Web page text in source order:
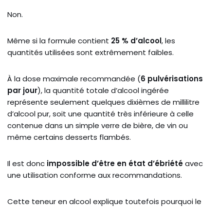
Non.
Même si la formule contient 25 % d’alcool, les
quantités utilisées sont extrêmement faibles.
À la dose maximale recommandée (6 pulvérisations
par jour), la quantité totale d’alcool ingérée
représente seulement quelques dixièmes de millilitre
d’alcool pur, soit une quantité très inférieure à celle
contenue dans un simple verre de bière, de vin ou
même certains desserts flambés.
Il est donc impossible d’être en état d’ébriétéavec
une utilisation conforme aux recommandations.
Cette teneur en alcool explique toutefois pourquoi le